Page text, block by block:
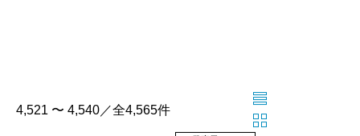
4,521 〜 4,540／全4,565件